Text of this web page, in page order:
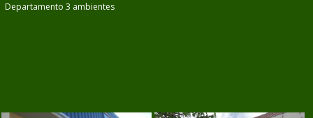
Departamento 3 ambientes